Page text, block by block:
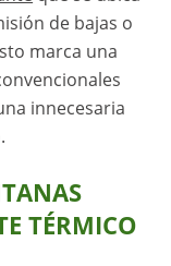
de bajas o
marca una
innecesaria
TÉRMICO